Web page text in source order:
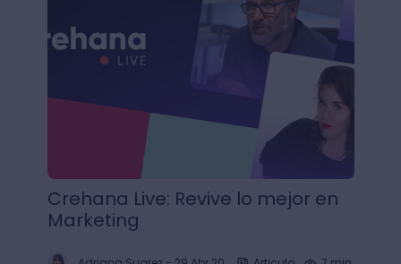
Crehana Live: Revive lo mejor en
Marketing